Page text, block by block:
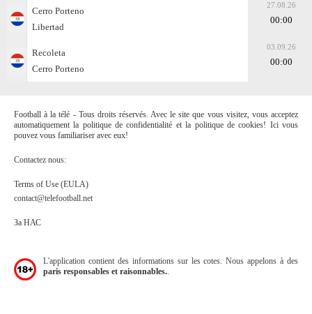
Cerro Porteno
Libertad
27.08.26
00:00
Recoleta
Cerro Porteno
03.09.26
00:00
Football à la télé - Tous droits réservés. Avec le site que vous visitez, vous acceptez
automatiquement la politique de confidentialité et la politique de cookies! Ici vous
pouvez vous familiariser avec eux!
Contactez nous:
Terms of Use (EULA)
contact@telefootball.net
За НАС
L'application contient des informations sur les cotes. Nous appelons à des
paris responsables et raisonnables.